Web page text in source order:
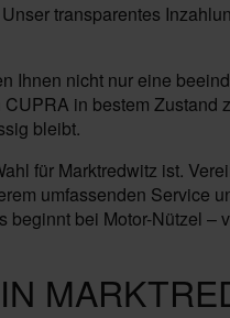
transparentes
nicht nur eine
in bestem
bleibt.
für Marktredwitz ist.
umfassenden Service
bei Motor-Nützel